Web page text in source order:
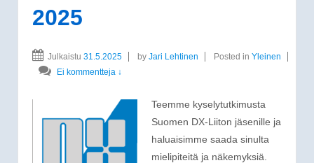
2025
Julkaistu 31.5.2025 by Jari Lehtinen Posted in Yleinen
Ei kommentteja ↓
Teemme kyselytutkimusta
Suomen DX-Liiton jäsenille ja
haluaisimme saada sinulta
mielipiteitä ja näkemyksiä.